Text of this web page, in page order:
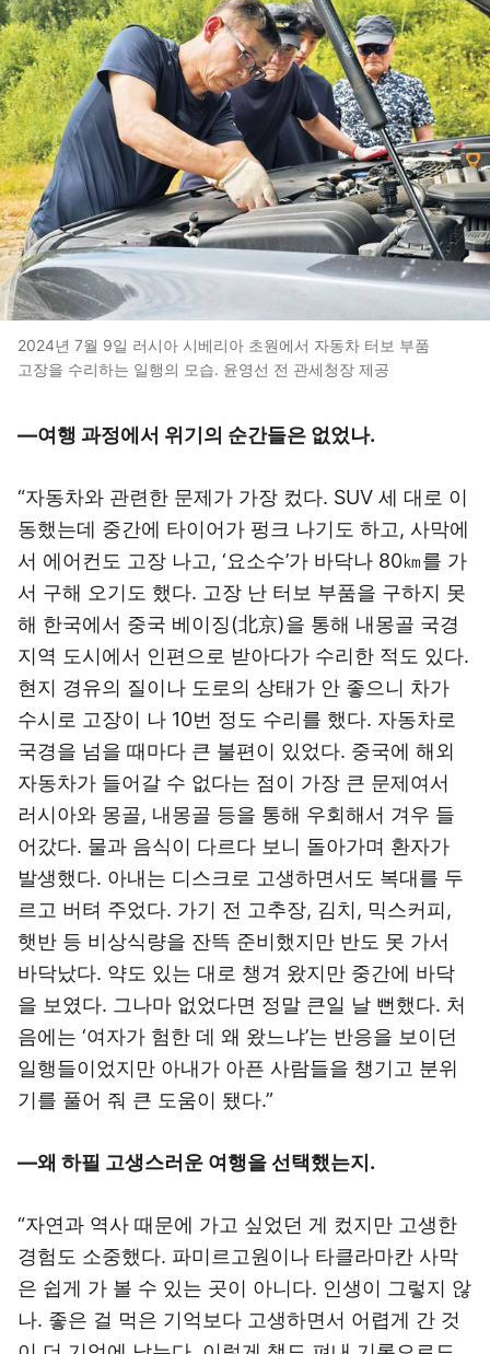
2024년 7월 9일 러시아 시베리아 초원에서 자동차 터보 부품
고장을 수리하는 일행의 모습. 윤영선 전 관세청장 제공
―여행 과정에서 위기의 순간들은 없었나.
“자동차와 관련한 문제가 가장 컸다. SUV 세 대로 이
동했는데 중간에 타이어가 펑크 나기도 하고, 사막에
서 에어컨도 고장 나고, ‘요소수’가 바닥나 80㎞를 가
서 구해 오기도 했다. 고장 난 터보 부품을 구하지 못
해 한국에서 중국 베이징(北京)을 통해 내몽골 국경
지역 도시에서 인편으로 받아다가 수리한 적도 있다.
현지 경유의 질이나 도로의 상태가 안 좋으니 차가
수시로 고장이 나 10번 정도 수리를 했다. 자동차로
국경을 넘을 때마다 큰 불편이 있었다. 중국에 해외
자동차가 들어갈 수 없다는 점이 가장 큰 문제여서
러시아와 몽골, 내몽골 등을 통해 우회해서 겨우 들
어갔다. 물과 음식이 다르다 보니 돌아가며 환자가
발생했다. 아내는 디스크로 고생하면서도 복대를 두
르고 버텨 주었다. 가기 전 고추장, 김치, 믹스커피,
햇반 등 비상식량을 잔뜩 준비했지만 반도 못 가서
바닥났다. 약도 있는 대로 챙겨 왔지만 중간에 바닥
을 보였다. 그나마 없었다면 정말 큰일 날 뻔했다. 처
음에는 ‘여자가 험한 데 왜 왔느냐’는 반응을 보이던
일행들이었지만 아내가 아픈 사람들을 챙기고 분위
기를 풀어 줘 큰 도움이 됐다.”
―왜 하필 고생스러운 여행을 선택했는지.
“자연과 역사 때문에 가고 싶었던 게 컸지만 고생한
경험도 소중했다. 파미르고원이나 타클라마칸 사막
은 쉽게 가 볼 수 있는 곳이 아니다. 인생이 그렇지 않
나. 좋은 걸 먹은 기억보다 고생하면서 어렵게 간 것